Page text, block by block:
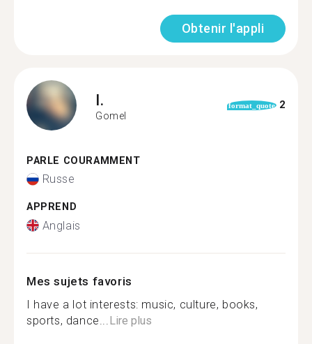
Obtenir l'appli
I.
Gomel
format_quote 2
PARLE COURAMMENT
Russe
APPREND
Anglais
Mes sujets favoris
I have a lot interests: music, culture, books,
sports, dance... Lire plus